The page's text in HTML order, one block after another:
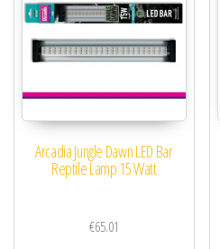
Arcadia Jungle Dawn LED Bar
Reptile Lamp 15 Watt
€65.01